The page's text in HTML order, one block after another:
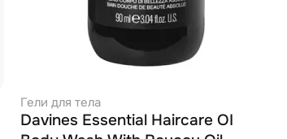
Гели для тела
Davines Essential Haircare OI